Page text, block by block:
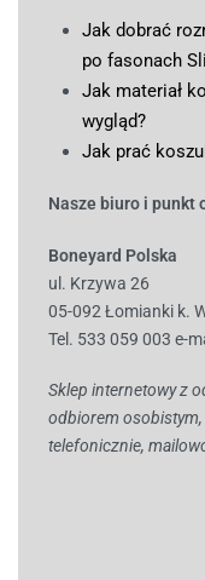
Jak dobrać
po fasonach
Jak materiał
wygląd?
Jak prać
Nasze biuro i punkt
Boneyard Polska
ul. Krzywa 26
05-092 Łomianki k.
Tel. 533 059 003 e-
Sklep internetowy z
odbiorem
telefonicznie,